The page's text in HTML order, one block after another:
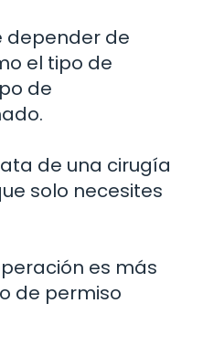
depender de
el tipo de
de
de una cirugía
solo necesites
es más
de permiso